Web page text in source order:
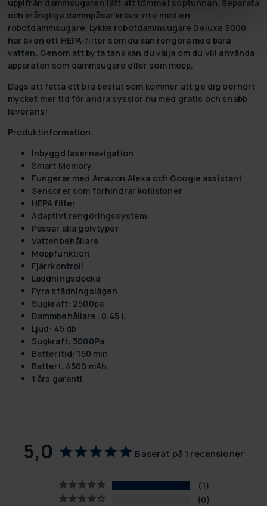
uppifrån dammsugaren lätt att tömma i soptunnan. Separata
och krångliga dammpåsar krävs inte med en
robotdammsugare. Lykke robotdammsugare Deluxe 5000
har även ett HEPA-filter som du kan rengöra med bara
vatten. Genom att byta tank kan du välja om du vill använda
apparaten som dammsugare eller som mopp.
Dags att fatta ett bra beslut som kommer att ge dig oerhört
mycket mer tid för andra sysslor nu med gratis och snabb
leverans!
Produktinformation:
Inbyggd lasernavigation
Smart Memory
Fungerar med Amazon Alexa och Google assistant
Sensorer som förhindrar kollisioner
HEPA filter
Adaptivt rengöringssystem
Passar alla golvtyper
Vattenbehållare
Moppfunktion
Fjärrkontroll
Laddningsdocka
Fyra städningslägen
Sugkraft: 2500pa
Dammbehållare: 0.45 L
Ljud: 45 db
Sugkraft: 3000Pa
Batteritid: 150 min
Batteri: 4500 mAh
1 års garanti
5,0 Baserat på 1 recensioner
1
0